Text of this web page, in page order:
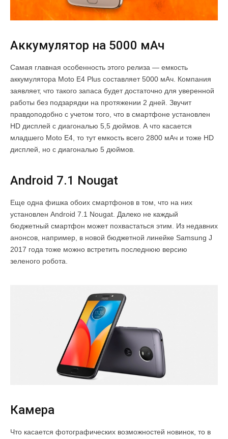
Аккумулятор на 5000 мАч
Самая главная особенность этого релиза — емкость
аккумулятора Moto E4 Plus составляет 5000 мАч. Компания
заявляет, что такого запаса будет достаточно для уверенной
работы без подзарядки на протяжении 2 дней. Звучит
правдоподобно с учетом того, что в смартфоне установлен
HD дисплей с диагональю 5,5 дюймов. А что касается
младшего Moto E4, то тут емкость всего 2800 мАч и тоже HD
дисплей, но с диагональю 5 дюймов.
Android 7.1 Nougat
Еще одна фишка обоих смартфонов в том, что на них
установлен Android 7.1 Nougat. Далеко не каждый
бюджетный смартфон может похвастаться этим. Из недавних
анонсов, например, в новой бюджетной линейке Samsung J
2017 года тоже можно встретить последнюю версию
зеленого робота.
Камера
Что касается фотографических возможностей новинок, то в